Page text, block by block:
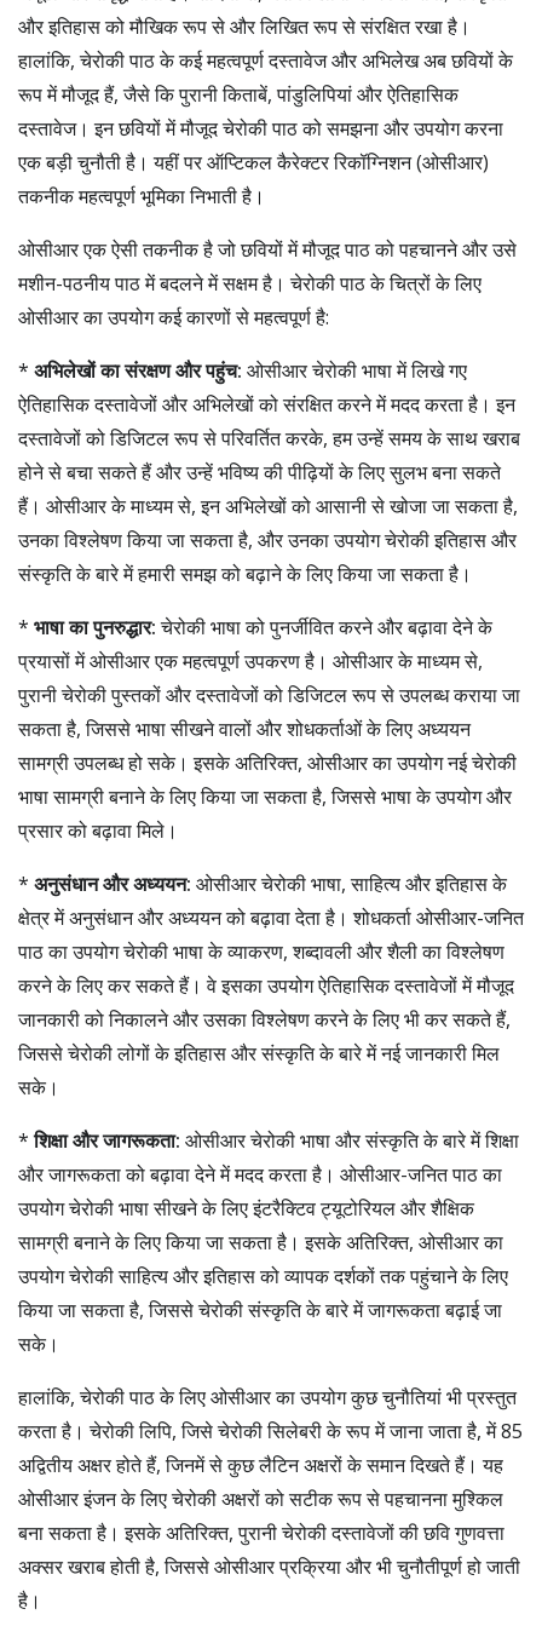
और इतिहास को मौखिक रूप से और लिखित रूप से संरक्षित रखा है।
हालांकि, चेरोकी पाठ के कई महत्वपूर्ण दस्तावेज और अभिलेख अब छवियों के
रूप में मौजूद हैं, जैसे कि पुरानी किताबें, पांडुलिपियां और ऐतिहासिक
दस्तावेज। इन छवियों में मौजूद चेरोकी पाठ को समझना और उपयोग करना
एक बड़ी चुनौती है। यहीं पर ऑप्टिकल कैरेक्टर रिकॉग्निशन (ओसीआर)
तकनीक महत्वपूर्ण भूमिका निभाती है।
ओसीआर एक ऐसी तकनीक है जो छवियों में मौजूद पाठ को पहचानने और उसे
मशीन-पठनीय पाठ में बदलने में सक्षम है। चेरोकी पाठ के चित्रों के लिए
ओसीआर का उपयोग कई कारणों से महत्वपूर्ण है:
* अभिलेखों का संरक्षण और पहुंच: ओसीआर चेरोकी भाषा में लिखे गए
ऐतिहासिक दस्तावेजों और अभिलेखों को संरक्षित करने में मदद करता है। इन
दस्तावेजों को डिजिटल रूप से परिवर्तित करके, हम उन्हें समय के साथ खराब
होने से बचा सकते हैं और उन्हें भविष्य की पीढ़ियों के लिए सुलभ बना सकते
हैं। ओसीआर के माध्यम से, इन अभिलेखों को आसानी से खोजा जा सकता है,
उनका विश्लेषण किया जा सकता है, और उनका उपयोग चेरोकी इतिहास और
संस्कृति के बारे में हमारी समझ को बढ़ाने के लिए किया जा सकता है।
* भाषा का पुनरुद्धार:चेरोकी भाषा को पुनर्जीवित करने और बढ़ावा देने के
प्रयासों में ओसीआर एक महत्वपूर्ण उपकरण है। ओसीआर के माध्यम से,
पुरानी चेरोकी पुस्तकों और दस्तावेजों को डिजिटल रूप से उपलब्ध कराया जा
सकता है, जिससे भाषा सीखने वालों और शोधकर्ताओं के लिए अध्ययन
सामग्री उपलब्ध हो सके। इसके अतिरिक्त, ओसीआर का उपयोग नई चेरोकी
भाषा सामग्री बनाने के लिए किया जा सकता है, जिससे भाषा के उपयोग और
प्रसार को बढ़ावा मिले।
* अनुसंधान और अध्ययन: ओसीआर चेरोकी भाषा, साहित्य और इतिहास के
क्षेत्र में अनुसंधान और अध्ययन को बढ़ावा देता है। शोधकर्ता ओसीआर-जनित
पाठ का उपयोग चेरोकी भाषा के व्याकरण, शब्दावली और शैली का विश्लेषण
करने के लिए कर सकते हैं। वे इसका उपयोग ऐतिहासिक दस्तावेजों में मौजूद
जानकारी को निकालने और उसका विश्लेषण करने के लिए भी कर सकते हैं,
जिससे चेरोकी लोगों के इतिहास और संस्कृति के बारे में नई जानकारी मिल
सके।
*शिक्षा और जागरूकता: ओसीआर चेरोकी भाषा और संस्कृति के बारे में शिक्षा
और जागरूकता को बढ़ावा देने में मदद करता है। ओसीआर-जनित पाठ का
उपयोग चेरोकी भाषा सीखने के लिए इंटरैक्टिव ट्यूटोरियल और शैक्षिक
सामग्री बनाने के लिए किया जा सकता है। इसके अतिरिक्त, ओसीआर का
उपयोग चेरोकी साहित्य और इतिहास को व्यापक दर्शकों तक पहुंचाने के लिए
किया जा सकता है, जिससे चेरोकी संस्कृति के बारे में जागरूकता बढ़ाई जा
सके।
हालांकि, चेरोकी पाठ के लिए ओसीआर का उपयोग कुछ चुनौतियां भी प्रस्तुत
करता है। चेरोकी लिपि, जिसे चेरोकी सिलेबरी के रूप में जाना जाता है, में 85
अद्वितीय अक्षर होते हैं, जिनमें से कुछ लैटिन अक्षरों के समान दिखते हैं। यह
ओसीआर इंजन के लिए चेरोकी अक्षरों को सटीक रूप से पहचानना मुश्किल
बना सकता है। इसके अतिरिक्त, पुरानी चेरोकी दस्तावेजों की छवि गुणवत्ता
अक्सर खराब होती है, जिससे ओसीआर प्रक्रिया और भी चुनौतीपूर्ण हो जाती
है।